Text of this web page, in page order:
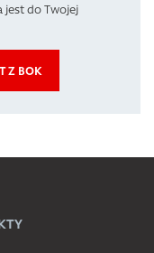
jest do Twojej
Z BOK